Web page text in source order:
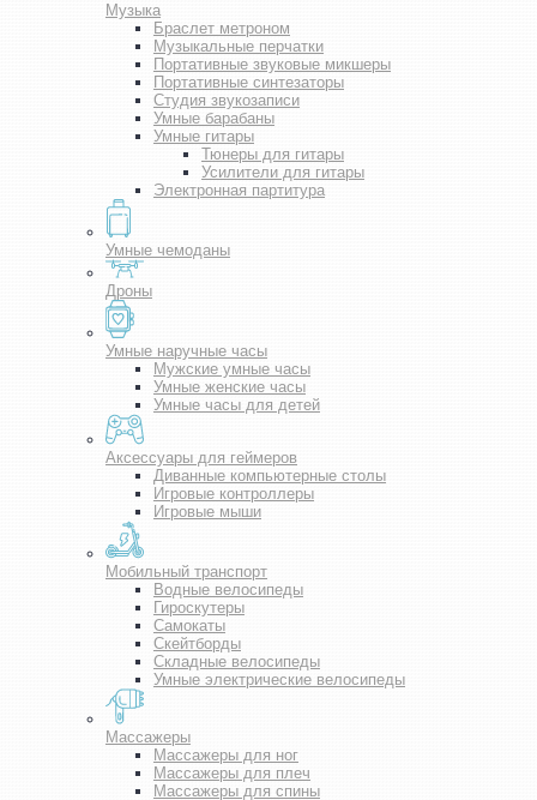
Музыка
Браслет метроном
Музыкальные перчатки
Портативные звуковые микшеры
Портативные синтезаторы
Студия звукозаписи
Умные барабаны
Умные гитары
Тюнеры для гитары
Усилители для гитары
Электронная партитура
Умные чемоданы
Дроны
Умные наручные часы
Мужские умные часы
Умные женские часы
Умные часы для детей
Аксессуары для геймеров
Диванные компьютерные столы
Игровые контроллеры
Игровые мыши
Мобильный транспорт
Водные велосипеды
Гироскутеры
Самокаты
Скейтборды
Складные велосипеды
Умные электрические велосипеды
Массажеры
Массажеры для ног
Массажеры для плеч
Массажеры для спины